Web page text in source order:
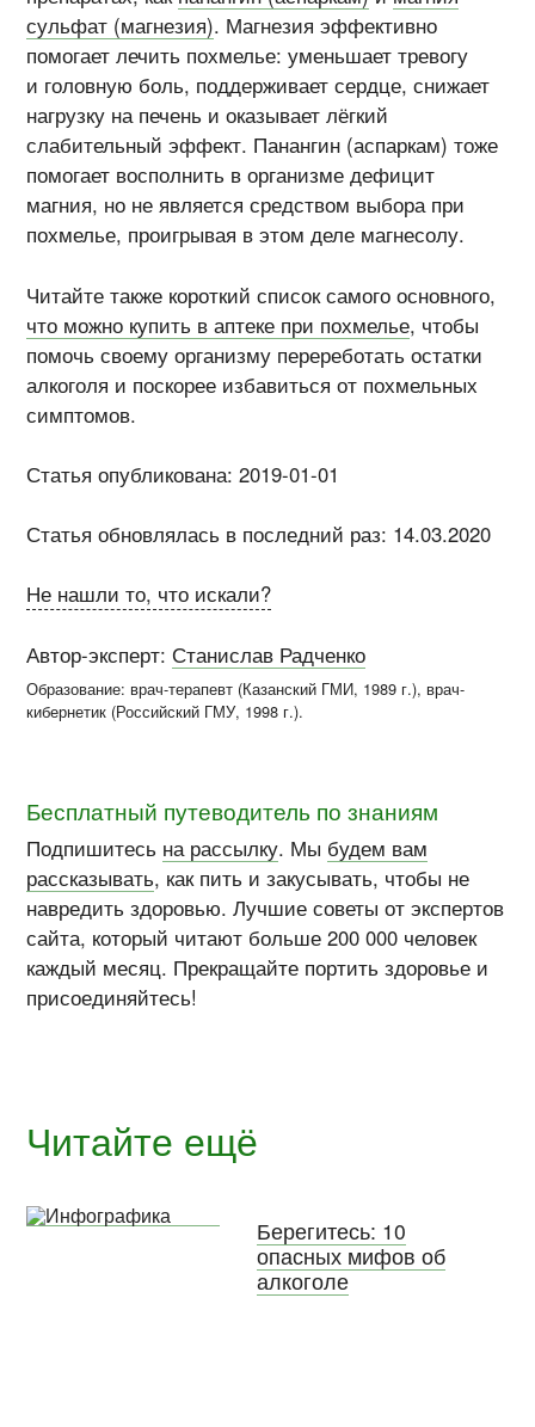
сульфат (магнезия). Магнезия эффективно
помогает лечить похмелье: уменьшает тревогу
и головную боль, поддерживает сердце, снижает
нагрузку на печень и оказывает лёгкий
слабительный эффект. Панангин (аспаркам) тоже
помогает восполнить в организме дефицит
магния, но не является средством выбора при
похмелье, проигрывая в этом деле магнесолу.
Читайте также короткий список самого основного,
что можно купить в аптеке при похмелье, чтобы
помочь своему организму перереботать остатки
алкоголя и поскорее избавиться от похмельных
симптомов.
Статья опубликована: 2019-01-01
Статья обновлялась в последний раз: 14.03.2020
Не нашли то, что искали?
Автор-эксперт:Станислав Радченко
Образование: врач-терапевт (Казанский ГМИ, 1989 г.), врач-
кибернетик (Российский ГМУ, 1998 г.).
Бесплатный путеводитель по знаниям
Подпишитесь на рассылку. Мы будем вам
рассказывать, как пить и закусывать, чтобы не
навредить здоровью. Лучшие советы от экспертов
сайта, который читают больше 200 000 человек
каждый месяц. Прекращайте портить здоровье и
присоединяйтесь!
Читайте ещё
Берегитесь: 10
опасных мифов об
алкоголе